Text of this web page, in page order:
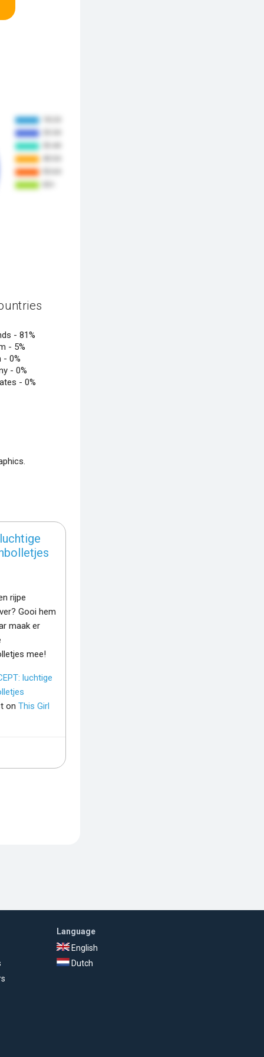
-81%
- 5%
- 0%
-0%
- 0%
rijpe
Gooi hem
maak er
mee!
luchtige
onThis Girl
Language
English
Dutch